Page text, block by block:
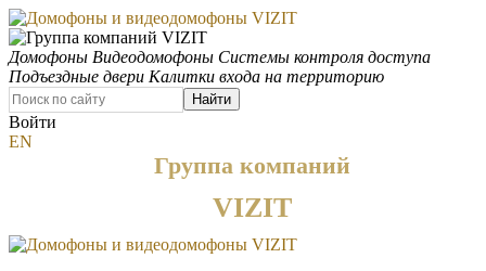
Домофоны Видеодомофоны Системы контроля доступа
Подъездные двери Калитки входа на территорию
Найти
Войти
EN
Группа компаний
VIZIT